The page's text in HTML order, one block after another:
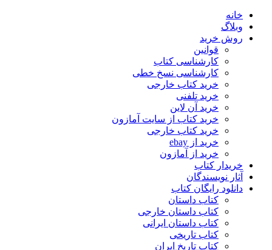
خانه
وبلاگ
روش خرید
قوانین
کارشناسی کتاب
کارشناسی نسخ خطی
خرید کتاب خارجی
خرید تلفنی
خرید آن لاین
خرید کتاب از سایت آمازون
خرید کتاب خارجی
خرید از ebay
خرید از آمازون
خریدار کتاب
آثار نویسندگان
دانلود رایگان کتاب
کتاب داستان
کتاب داستان خارجی
کتاب داستان ایرانی
کتاب تاریخی
کتاب تاریخ ایران